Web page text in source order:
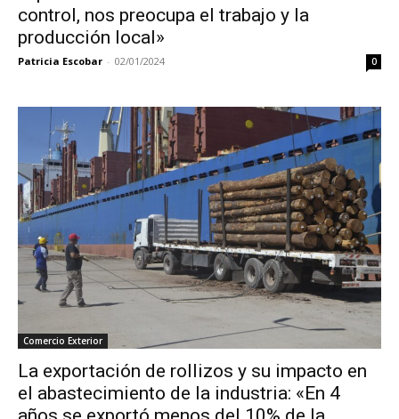
control, nos preocupa el trabajo y la
producción local»
Patricia Escobar - 02/01/2024 0
Comercio Exterior
La exportación de rollizos y su impacto en
el abastecimiento de la industria: «En 4